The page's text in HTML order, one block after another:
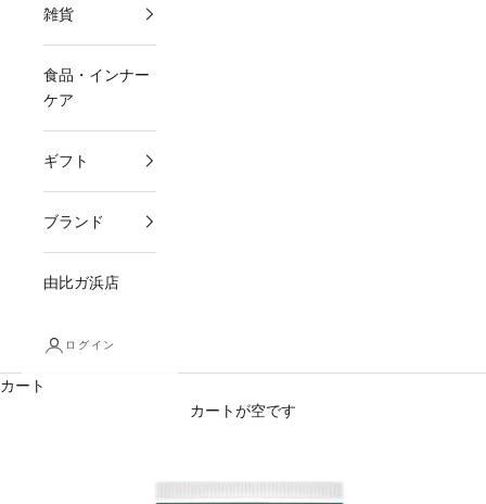
雑貨
食品・インナー
ケア
ギフト
ブランド
由比ガ浜店
ログイン
カート
カートが空です